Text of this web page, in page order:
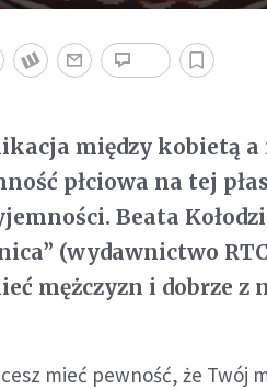
między kobietą a
płciowa na tej
Beata
(wydawnictwo
mężczyzn i dobrze z
mieć pewność, że Twój